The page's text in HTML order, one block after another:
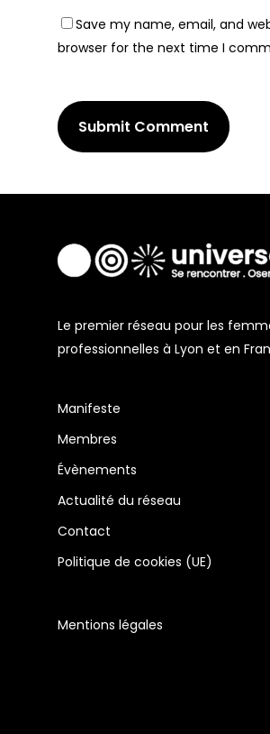
Save my name, email, and
browser for the next time I
Le premier réseau pour les
professionnelles à Lyon et en
Manifeste
Membres
Évènements
Actualité du réseau
Contact
Politique de cookies (UE)
Mentions légales